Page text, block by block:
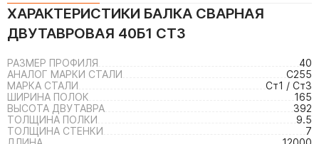
ХАРАКТЕРИСТИКИ БАЛКА СВАРНАЯ
ДВУТАВРОВАЯ 40Б1 СТ3
РАЗМЕР ПРОФИЛЯ
40
АНАЛОГ МАРКИ СТАЛИ
С255
МАРКА СТАЛИ
Ст1 / Ст3
ШИРИНА ПОЛОК
165
ВЫСОТА ДВУТАВРА
392
ТОЛЩИНА ПОЛКИ
9.5
ТОЛЩИНА СТЕНКИ
7